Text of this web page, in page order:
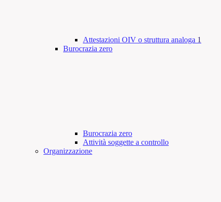
Attestazioni OIV o struttura analoga 1
Burocrazia zero
Burocrazia zero
Attività soggette a controllo
Organizzazione